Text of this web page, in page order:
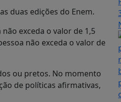
duas edições do Enem.
exceda o valor de 1,5
não exceda o valor de
ou pretos. No momento
de políticas afirmativas,